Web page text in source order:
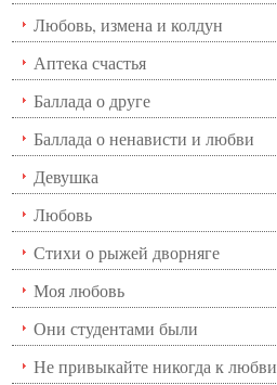
Любовь, измена и колдун
Аптека счастья
Баллада о друге
Баллада о ненависти и любви
Девушка
Любовь
Стихи о рыжей дворняге
Моя любовь
Они студентами были
Не привыкайте никогда к любви